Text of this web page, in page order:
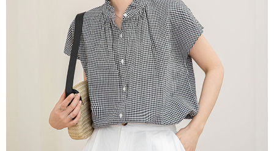
２．關於個人資料處理事宜，請瀏覽以下網址：
https://aftee.tw/terms/#terms3
３．未成年的使用者請事先徵得法定代理人或監護人之同意方可使用
「AFTEE先享後付」，若未經同意申辦者引起之損失，本公司不負相關責
４．使用「AFTEE先享後付」時，將依據個別帳號之用戶狀況，依本公司即
時審查核予不同之上限額度；若仍有額度不足之情形，本公司將視審查結果
請求用戶進行身份認證。
５．嚴禁一人註冊多個帳號或使用他人資訊註冊。若發現惡意使用之情形，
恩沛科技股份有限公司將有權停止該用戶之使用額度並採取法律行動。
每筆NT$80，滿NT$699(含以上)免運費
每筆NT$70，滿NT$699(含以上)免運費
每筆NT$90，滿NT$699(含以上)免運費
國家/地區配送